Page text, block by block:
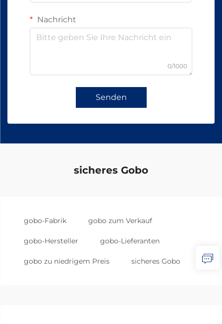
Nachricht
0/1000
Senden
sicheres Gobo
gobo-Fabrik gobo zum Verkauf
gobo-Hersteller gobo-Lieferanten
gobo zu niedrigem Preis sicheres Gobo